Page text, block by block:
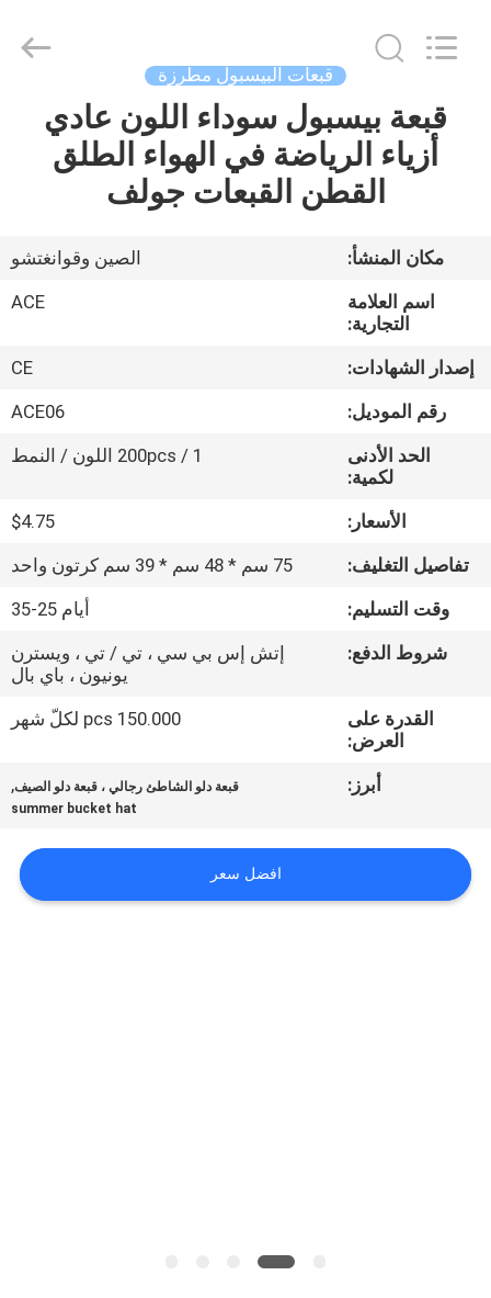
منزل،
معلومات
جولة
مراقبة
الجودة
اتصل
خريطة
Manufacturing
قبعات البيسبول مطرزة
قبعة بيسبول سوداء اللون عادي
أزياء الرياضة في الهواء الطلق
القطن القبعات جولف
مكان المنشأ:
الصين وقوانغتشو
اسم العلامة
التجارية:
ACE
إصدار الشهادات:
CE
رقم الموديل:
ACE06
الحد الأدنى
لكمية:
200pcs / 1 اللون / النمط
الأسعار:
$4.75
تفاصيل التغليف:
75 سم * 48 سم * 39 سم كرتون واحد
وقت التسليم:
أيام 25-35
شروط الدفع:
إتش إس بي سي ، تي / تي ، ويسترن
يونيون ، باي بال
القدرة على
العرض:
150.000 pcs لكلّ شهر
أبرز: قبعة دلو الشاطئ رجالي ، قبعة دلو الصيف,
summer bucket hat
افضل سعر